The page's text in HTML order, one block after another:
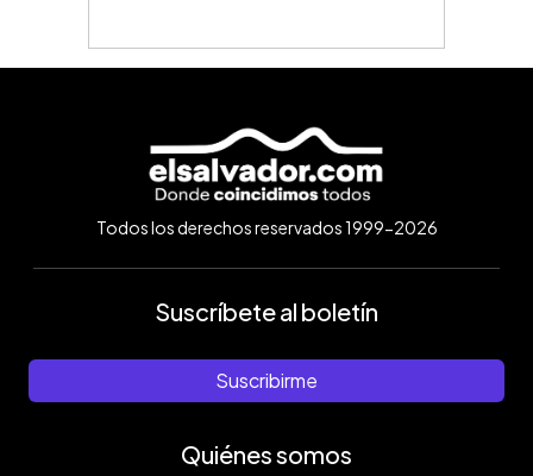
Todos los derechos reservados 1999-2026
Suscríbete al boletín
Suscribirme
Quiénes somos